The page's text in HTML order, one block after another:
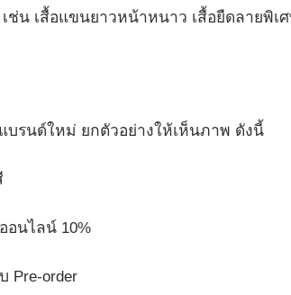
ช่น เสื้อแขนยาวหน้าหนาว เสื้อยืดลายพิเ
รนด์ใหม่ ยกตัวอย่างให้เห็นภาพ ดังนี้
อนไลน์ 10%
Pre-order